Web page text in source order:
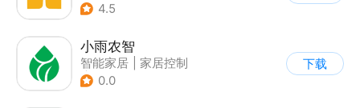
4.5
小雨农智
智能家居
家居控制
| 视频监控
0.0
下载